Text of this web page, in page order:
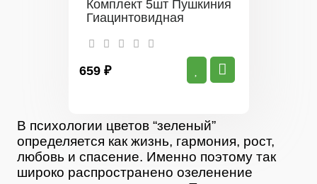
Комплект 5шт Пушкиния
Гиацинтовидная
659 ₽
В психологии цветов “зеленый”
определяется как жизнь, гармония, рост,
любовь и спасение. Именно поэтому так
широко распространено озеленение